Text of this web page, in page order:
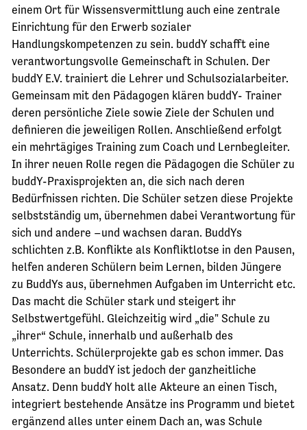
einem Ort für Wissensvermittlung auch eine zentrale
Einrichtung für den Erwerb sozialer
Handlungskompetenzen zu sein. buddY schafft eine
verantwortungsvolle Gemeinschaft in Schulen. Der
buddY E.V. trainiert die Lehrer und Schulsozialarbeiter.
Gemeinsam mit den Pädagogen klären buddY- Trainer
deren persönliche Ziele sowie Ziele der Schulen und
definieren die jeweiligen Rollen. Anschließend erfolgt
ein mehrtägiges Training zum Coach und Lernbegleiter.
In ihrer neuen Rolle regen die Pädagogen die Schüler zu
buddY-Praxisprojekten an, die sich nach deren
Bedürfnissen richten. Die Schüler setzen diese Projekte
selbstständig um, übernehmen dabei Verantwortung für
sich und andere –und wachsen daran. BuddYs
schlichten z.B. Konflikte als Konfliktlotse in den Pausen,
helfen anderen Schülern beim Lernen, bilden Jüngere
zu BuddYs aus, übernehmen Aufgaben im Unterricht etc.
Das macht die Schüler stark und steigert ihr
Selbstwertgefühl. Gleichzeitig wird „die" Schule zu
„ihrer“ Schule, innerhalb und außerhalb des
Unterrichts. Schülerprojekte gab es schon immer. Das
Besondere an buddY ist jedoch der ganzheitliche
Ansatz. Denn buddY holt alle Akteure an einen Tisch,
integriert bestehende Ansätze ins Programm und bietet
ergänzend alles unter einem Dach an, was Schule